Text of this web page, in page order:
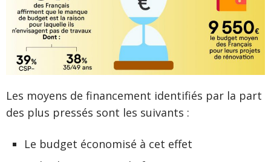
Les moyens de financement identifiés par la part
des plus pressés sont les suivants :
Le budget économisé à cet effet